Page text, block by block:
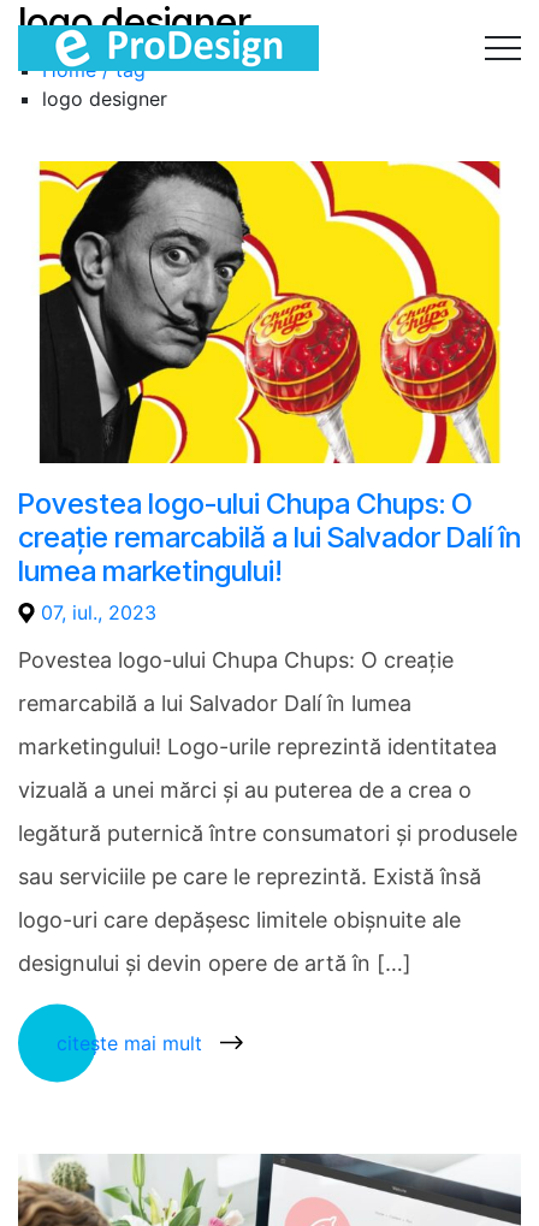
logo designer
Home / tag
logo designer
Povestea logo-ului Chupa Chups: O
creație remarcabilă a lui Salvador Dalí în
lumea marketingului!
07, iul., 2023
Povestea logo-ului Chupa Chups: O creație
remarcabilă a lui Salvador Dalí în lumea
marketingului! Logo-urile reprezintă identitatea
vizuală a unei mărci și au puterea de a crea o
legătură puternică între consumatori și produsele
sau serviciile pe care le reprezintă. Există însă
logo-uri care depășesc limitele obișnuite ale
designului și devin opere de artă în […]
citește mai mult